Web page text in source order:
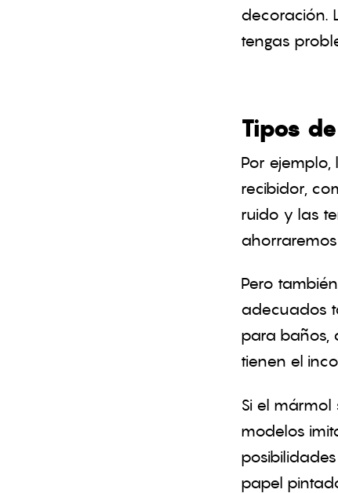
decoración.
tengas
Tipos
Por
recibidor,
ruido y las
Pero
adecuados
para baños,
tienen el
Si el
modelos
papel